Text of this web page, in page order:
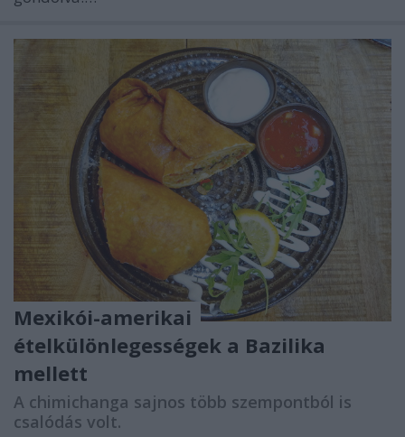
Mexikói-amerikai
ételkülönlegességek a Bazilika
mellett
A chimichanga sajnos több szempontból is
csalódás volt.